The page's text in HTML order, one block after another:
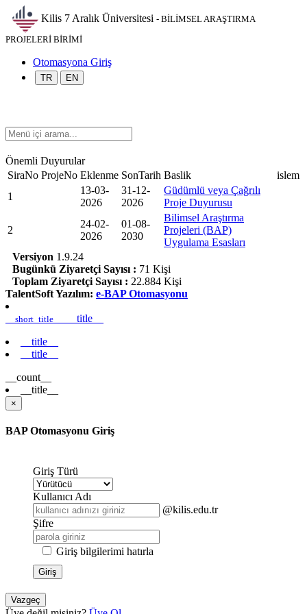
Kilis 7 Aralık Üniversitesi- BİLİMSEL ARAŞTIRMA
PROJELERİ BİRİMİ
Otomasyona Giriş
TR EN
Önemli Duyurular
SiraNo ProjeNo Eklenme SonTarih Baslik
islem
1
13-03-
2026
31-12-
2026
Güdümlü veya Çağrılı
Proje Duyurusu
2
24-02-
2026
01-08-
2030
Bilimsel Araştırma
Projeleri (BAP)
Uygulama Esasları
Versiyon 1.9.24
Bugünkü Ziyaretçi Sayısı : 71 Kişi
Toplam Ziyaretçi Sayısı : 22.884 Kişi
TalentSoft Yazılım: e-BAP Otomasyonu
__short_title__
__title__
__title__
__title__
__count__
__title__
×
BAP Otomasyonu Giriş
Giriş Türü
Kullanıcı Adı
@kilis.edu.tr
Şifre
Giriş bilgilerimi hatırla
Giriş
Vazgeç